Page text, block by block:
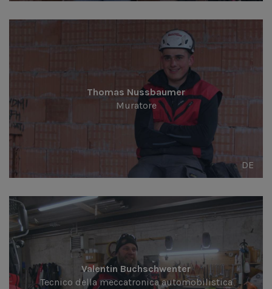
Thomas Nussbaumer
Muratore
DE
Valentin Buchschwenter
Tecnico della meccatronica automobilistica